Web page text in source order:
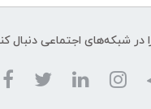
در شبکه‌های اجتماعی دنبال